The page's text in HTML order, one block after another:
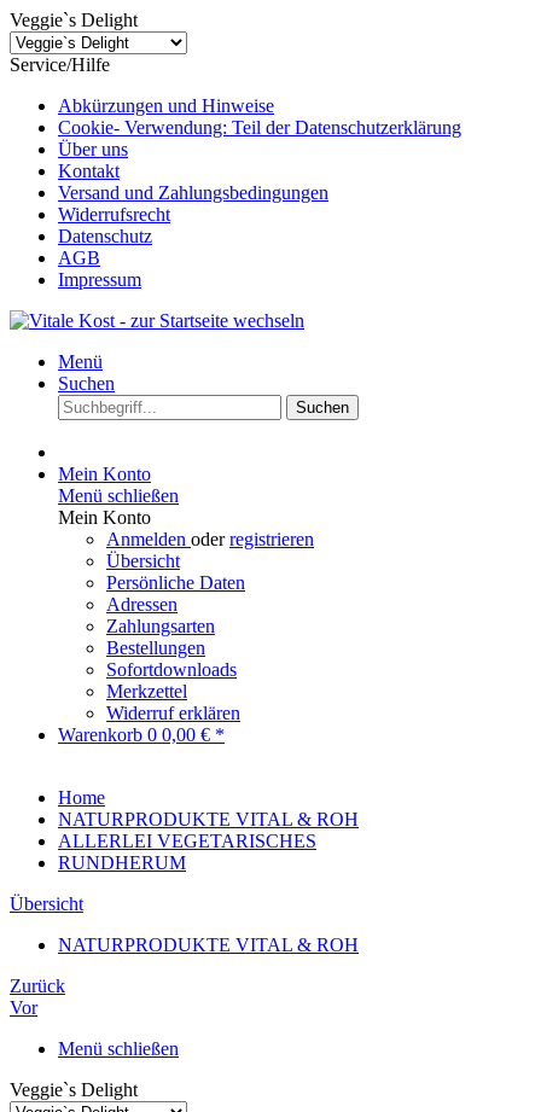
Veggie`s Delight
Service/Hilfe
Abkürzungen und Hinweise
Cookie- Verwendung: Teil der Datenschutzerklärung
Über uns
Kontakt
Versand und Zahlungsbedingungen
Widerrufsrecht
Datenschutz
AGB
Impressum
Menü
Suchen
Suchen
Mein Konto
Menü schließen
Mein Konto
Anmelden oderregistrieren
Übersicht
Persönliche Daten
Adressen
Zahlungsarten
Bestellungen
Sofortdownloads
Merkzettel
Widerruf erklären
Warenkorb 0 0,00 € *
Home
NATURPRODUKTE VITAL & ROH
ALLERLEI VEGETARISCHES
RUNDHERUM
Übersicht
NATURPRODUKTE VITAL & ROH
Zurück
Vor
Menü schließen
Veggie`s Delight